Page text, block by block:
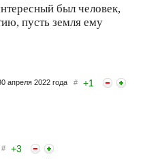
был человек,
пусть земля ему
апреля 2022 года # +1
# +3